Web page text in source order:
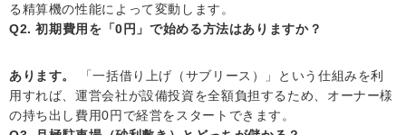
る精算機の性能によって変動します。
Q2. 初期費用を「0円」で始める方法はありますか？
あります。
「一括借り上げ（サブリース）」という仕組みを利
用すれば、運営会社が設備投資を全額負担するため、オーナー様
の持ち出し費用0円で経営をスタートできます。